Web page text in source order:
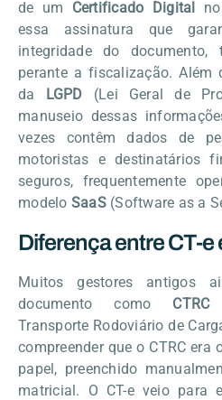
de um Certificado Digital
essa assinatura que
integridade do documento,
perante a fiscalização. Além
da LGPD (Lei Geral de
manuseio dessas
vezes contêm dados de
motoristas e destinatários
seguros, frequentemente
modelo SaaS(Software as a
Diferença entre CT-e
Muitos gestores antigos
documento como CTRC
Transporte Rodoviário de
compreender que o CTRC
papel, preenchido
matricial. O CT-e veio para